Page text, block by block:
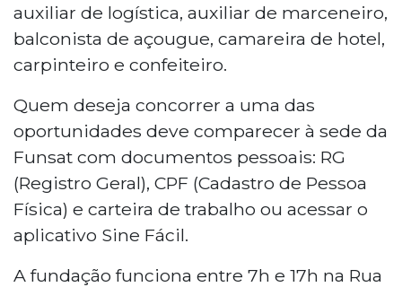
auxiliar de logística, auxiliar de marceneiro,
balconista de açougue, camareira de hotel,
carpinteiro e confeiteiro.
Quem deseja concorrer a uma das
oportunidades deve comparecer à sede da
Funsat com documentos pessoais: RG
(Registro Geral), CPF (Cadastro de Pessoa
Física) e carteira de trabalho ou acessar o
aplicativo Sine Fácil.
A fundação funciona entre 7h e 17h na Rua